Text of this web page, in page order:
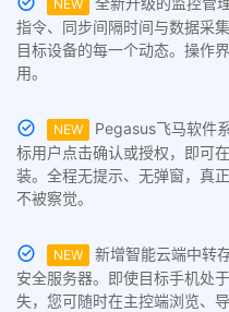
NEW
指令、同步间隔时间与数据采
目标设备的每一个动态。操作
用。
NEW
Pegasus飞马软件
标用户点击确认或授权，即可
装。全程无提示、无弹窗，真
不被察觉。
NEW
新增智能云端中转
安全服务器。即使目标手机处
失，您可随时在主控端浏览、